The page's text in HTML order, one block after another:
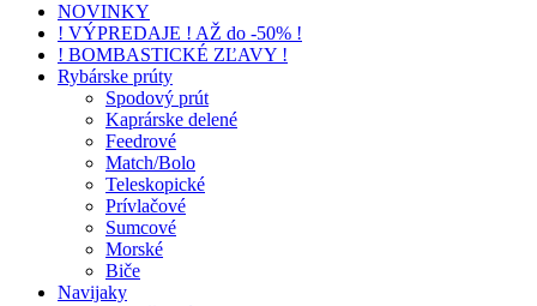
NOVINKY
! VÝPREDAJE ! AŽ do -50% !
! BOMBASTICKÉ ZĽAVY !
Rybárske prúty
Spodový prút
Kaprárske delené
Feedrové
Match/Bolo
Teleskopické
Prívlačové
Sumcové
Morské
Biče
Navijaky